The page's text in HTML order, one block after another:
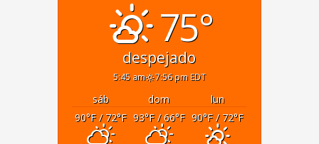
75°
despejado
5:45 am 7:56 pm EDT
sáb dom
lun
90°F/ 72°F 93°F/ 66°F 90°F/ 72°F